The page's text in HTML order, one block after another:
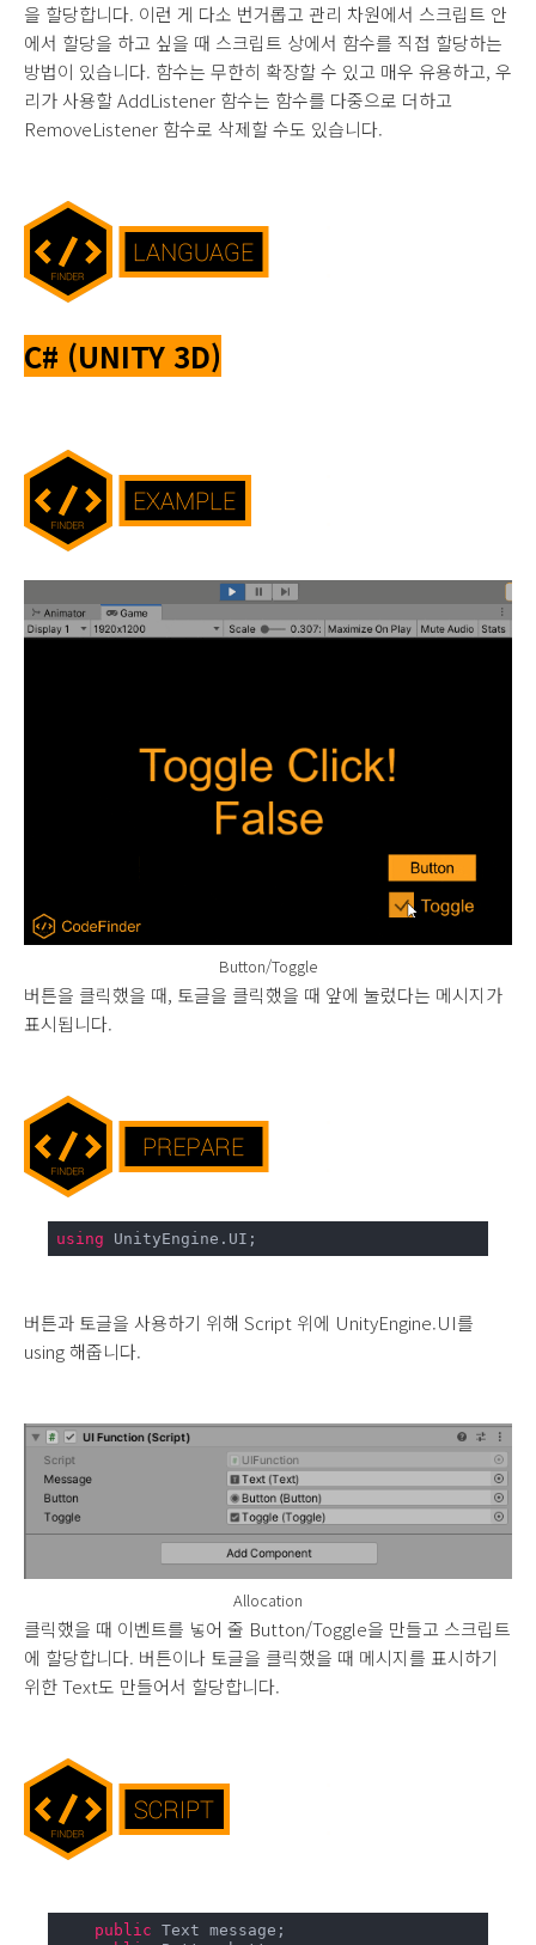
을 할당합니다. 이런 게 다소 번거롭고 관리 차원에서 스크립트 안
에서 할당을 하고 싶을 때 스크립트 상에서 함수를 직접 할당하는
방법이 있습니다. 함수는 무한히 확장할 수 있고 매우 유용하고, 우
리가 사용할 AddListener 함수는 함수를 다중으로 더하고
RemoveListener 함수로 삭제할 수도 있습니다.
C# (UNITY 3D)
Button/Toggle
버튼을 클릭했을 때, 토글을 클릭했을 때 앞에 눌렀다는 메시지가
표시됩니다.
using UnityEngine.UI;
버튼과 토글을 사용하기 위해 Script 위에 UnityEngine.UI를
using 해줍니다.
Allocation
클릭했을 때 이벤트를 넣어 줄 Button/Toggle을 만들고 스크립트
에 할당합니다. 버튼이나 토글을 클릭했을 때 메시지를 표시하기
위한 Text도 만들어서 할당합니다.
public Text message;